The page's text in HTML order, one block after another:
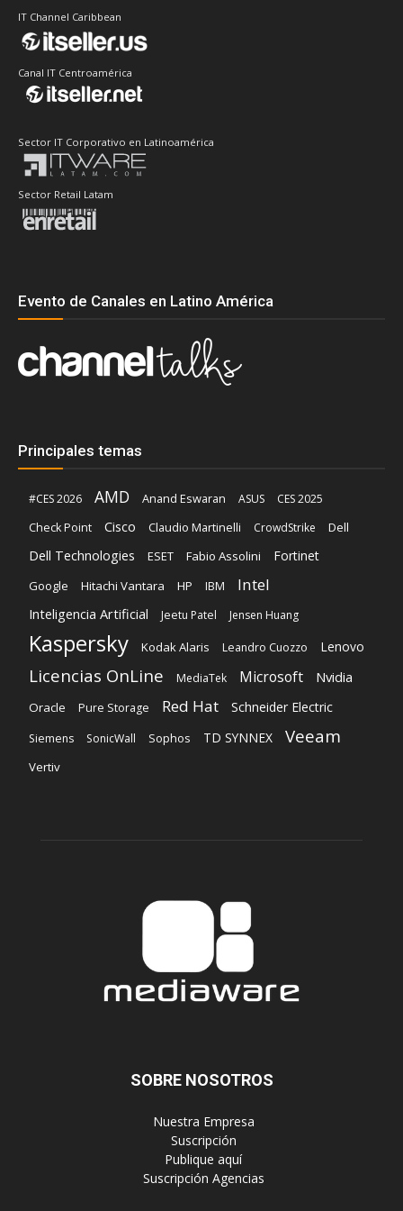
IT Channel Caribbean
Canal IT Centroamérica
Sector IT Corporativo en Latinoamérica
Sector Retail Latam
Evento de Canales en Latino América
Principales temas
#CES 2026 AMD Anand Eswaran ASUS
CES 2025
Check Point
Cisco Claudio Martinelli CrowdStrike Dell
Dell Technologies ESET Fabio Assolini Fortinet
Google Hitachi Vantara HP IBM Intel
Inteligencia Artificial Jeetu Patel Jensen Huang
Kaspersky Kodak Alaris Leandro Cuozzo Lenovo
Licencias OnLine MediaTek Microsoft Nvidia
Oracle Pure Storage Red Hat Schneider Electric
Siemens SonicWall Sophos TD SYNNEX Veeam
Vertiv
SOBRE NOSOTROS
‎ Nuestra Empresa
‎ Suscripción
‎ Publique aquí
‎ Suscripción Agencias